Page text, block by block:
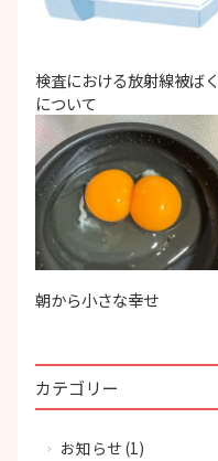
検査における放射線被ばく
について
朝から小さな幸せ
カテゴリー
お知らせ (1)